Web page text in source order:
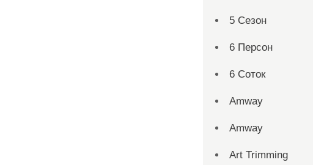
5 Сезон
6 Персон
6 Соток
Amway
Amway
Art Trimming